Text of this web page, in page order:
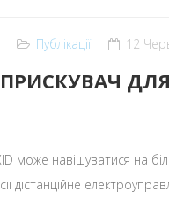
Публікації 12
може навішуватися на
дістанційне